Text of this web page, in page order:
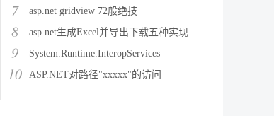
7 asp.net gridview 72般绝技
8 asp.net生成Excel并导出下载五种实现方法
9 System.Runtime.InteropServices
10 ASP.NET对路径"xxxxx"的访问